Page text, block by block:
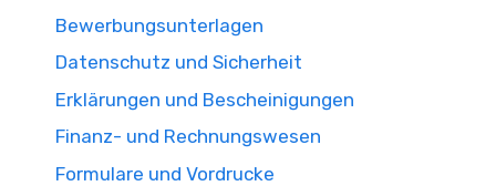
Bewerbungsunterlagen
Datenschutz und Sicherheit
Erklärungen und Bescheinigungen
Finanz- und Rechnungswesen
Formulare und Vordrucke